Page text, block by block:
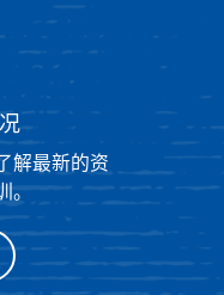
解最新的资
。